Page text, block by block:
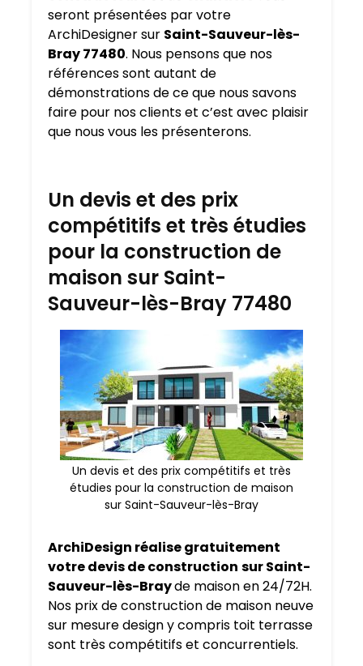
seront présentées par votre
ArchiDesigner sur Saint-Sauveur-lès-
Bray 77480. Nous pensons que nos
références sont autant de
démonstrations de ce que nous savons
faire pour nos clients et c’est avec plaisir
que nous vous les présenterons.
Un devis et des prix
compétitifs et très étudies
pour la construction de
maison sur Saint-
Sauveur-lès-Bray 77480
Un devis et des prix compétitifs et très
étudies pour la construction de maison
sur Saint-Sauveur-lès-Bray
ArchiDesign réalise gratuitement
votre devis de construction sur Saint-
Sauveur-lès-Brayde maison en 24/72H.
Nos prix de construction de maison neuve
sur mesure design y compris toit terrasse
sont très compétitifs et concurrentiels.